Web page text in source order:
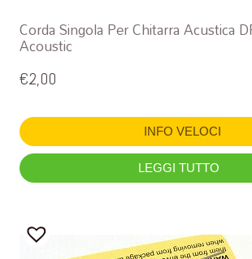
Corda Singola Per Chitarra Acustica
Acoustic
€2,00
INFO VELOCI
LEGGI TUTTO